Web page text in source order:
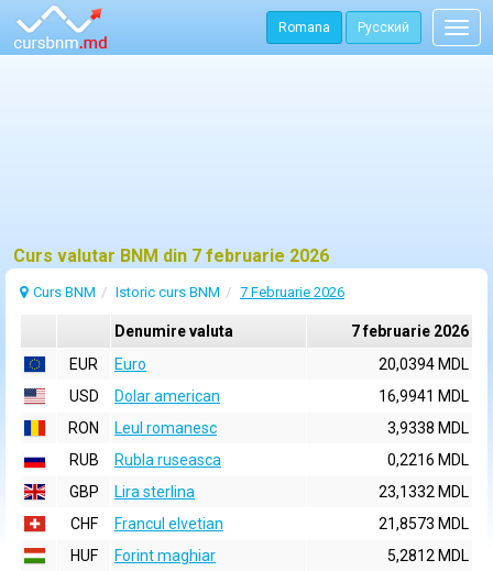
Romana Русский
Curs valutar BNM din 7 februarie 2026
Curs BNM Istoric curs BNM 7 Februarie 2026
Denumire valuta
7 februarie 2026
EUR
Euro
20,0394 MDL
USD
Dolar american
16,9941 MDL
RON
Leul romanesc
3,9338 MDL
RUB
Rubla ruseasca
0,2216 MDL
GBP
Lira sterlina
23,1332 MDL
CHF
Francul elvetian
21,8573 MDL
HUF
Forint maghiar
5,2812 MDL